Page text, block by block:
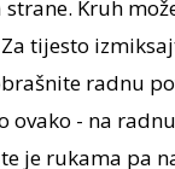
Kruh
tijesto
radnu
- na
je rukama pa